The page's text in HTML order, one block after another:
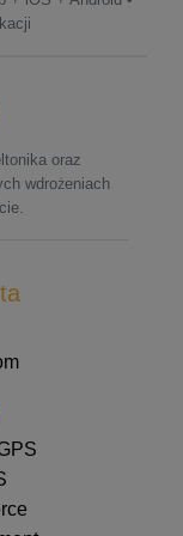
oraz
wdrożeniach